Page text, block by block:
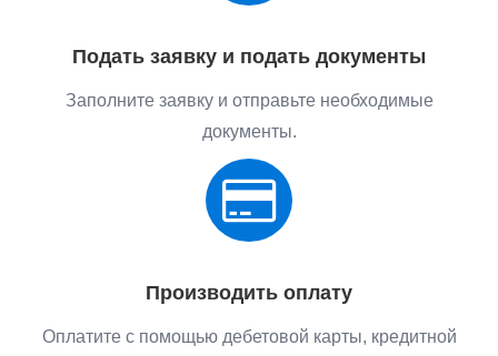
Подать заявку и подать документы
Заполните заявку и отправьте необходимые
документы.
Производить оплату
Оплатите с помощью дебетовой карты, кредитной